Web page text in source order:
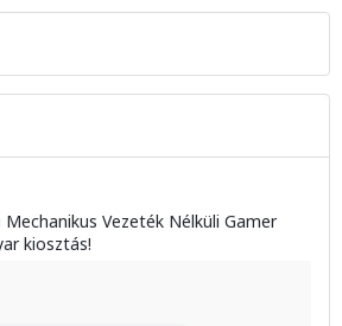
Vezeték Nélküli Gamer
kiosztás!